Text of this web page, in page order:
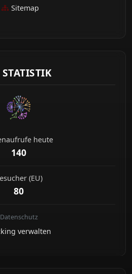
Sitemap
STATISTIK
heute
140
(EU)
80
Datenschutz
verwalten